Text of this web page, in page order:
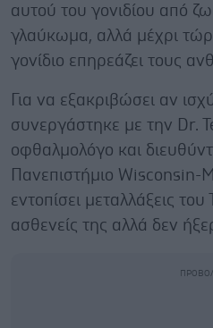
αυτού του γονιδίου από
γλαύκωμα, αλλά μέχρι
γονίδιο επηρεάζει τους
Για να εξακριβώσει αν
συνεργάστηκε με την Dr.
οφθαλμολόγο και
Πανεπιστήμιο Wisconsin-
εντοπίσει μεταλλάξεις
ασθενείς της αλλά δεν